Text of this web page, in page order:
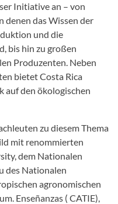
Initiative an – von
denen das Wissen der
und die
bis hin zu großen
Produzenten. Neben
bietet Costa Rica
auf den ökologischen
zu diesem Thema
mit renommierten
dem Nationalen
des Nationalen
agronomischen
Enseñanzas ( CATIE),